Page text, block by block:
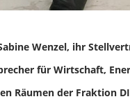
Wenzel, ihr
für Wirtschaft,
Räumen der Fraktion